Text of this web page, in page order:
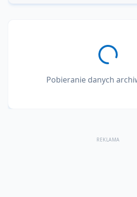
Pobieranie danych
REKLAMA